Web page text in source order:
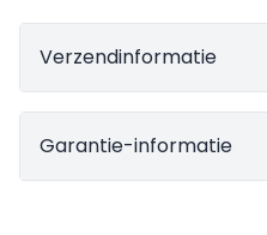
Verzendinformatie
Garantie-informatie